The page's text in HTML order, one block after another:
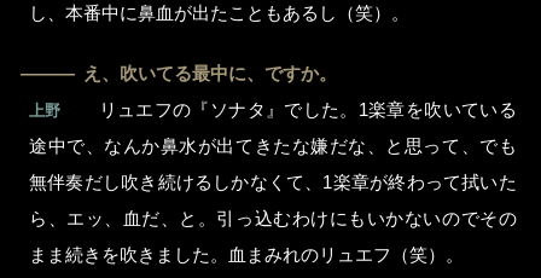
し、本番中に鼻血が出たこともあるし（笑）。
― え、吹いてる最中に、ですか。
上野
リュエフの『ソナタ』でした。1楽章を吹いている
途中で、なんか鼻水が出てきたな嫌だな、と思って、でも
無伴奏だし吹き続けるしかなくて、1楽章が終わって拭いた
ら、エッ、血だ、と。引っ込むわけにもいかないのでその
まま続きを吹きました。血まみれのリュエフ（笑）。